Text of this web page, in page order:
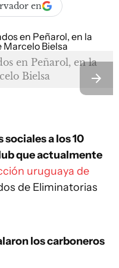
en
en Peñarol, en la
Bielsa
sociales a los 10
que actualmente
uruguaya de
de Eliminatorias
los carboneros